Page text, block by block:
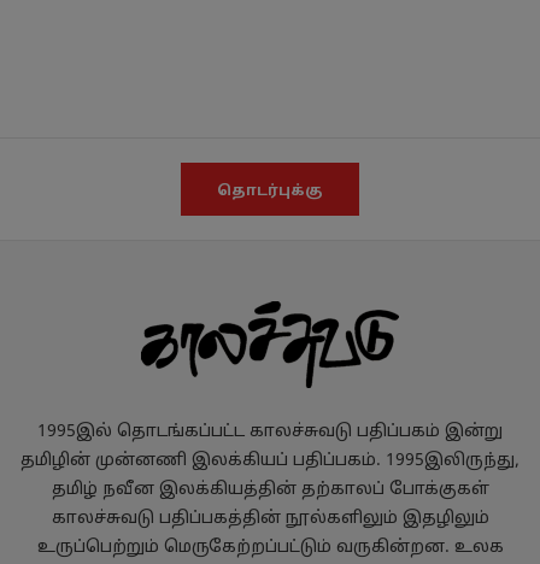
தொடர்புக்கு
1995இல் தொடங்கப்பட்ட காலச்சுவடு பதிப்பகம் இன்று
தமிழின் முன்னணி இலக்கியப் பதிப்பகம். 1995இலிருந்து,
தமிழ் நவீன இலக்கியத்தின் தற்காலப் போக்குகள்
காலச்சுவடு பதிப்பகத்தின் நூல்களிலும் இதழிலும்
உருப்பெற்றும் மெருகேற்றப்பட்டும் வருகின்றன. உலக